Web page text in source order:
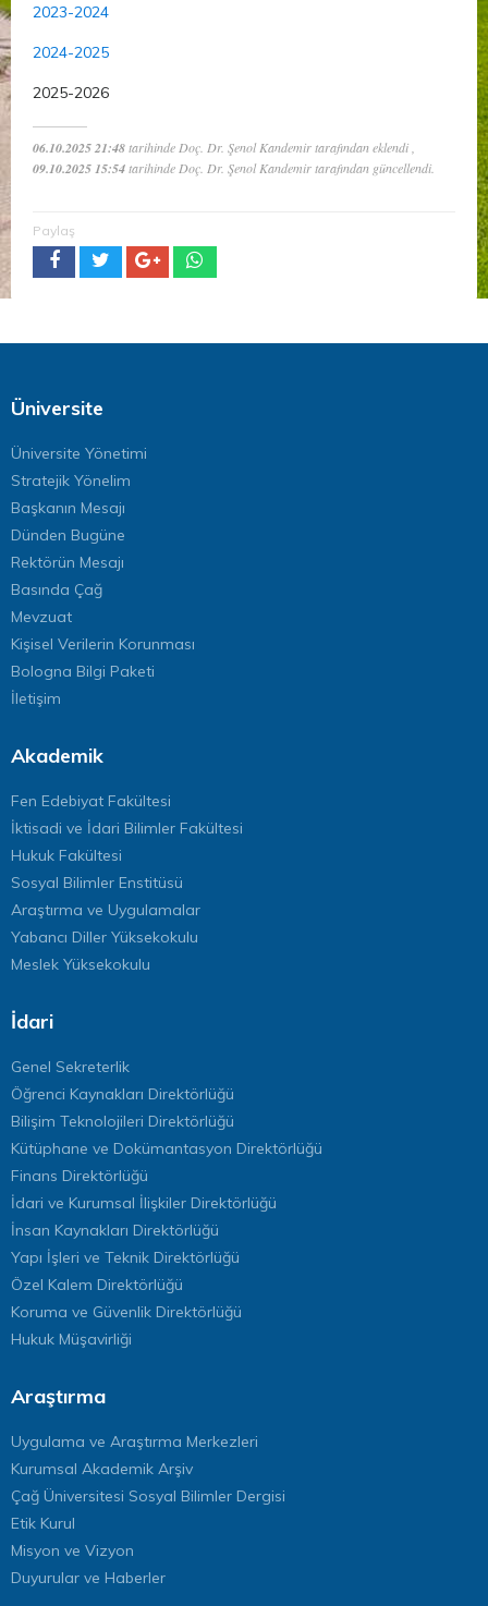
2023-2024
2024-2025
2025-2026
06.10.2025 21:48tarihinde Doç. Dr. Şenol Kandemir tarafından eklendi ,
09.10.2025 15:54tarihinde Doç. Dr. Şenol Kandemir tarafından güncellendi.
Paylaş
Üniversite
Üniversite Yönetimi
Stratejik Yönelim
Başkanın Mesajı
Dünden Bugüne
Rektörün Mesajı
Basında Çağ
Mevzuat
Kişisel Verilerin Korunması
Bologna Bilgi Paketi
İletişim
Akademik
Fen Edebiyat Fakültesi
İktisadi ve İdari Bilimler Fakültesi
Hukuk Fakültesi
Sosyal Bilimler Enstitüsü
Araştırma ve Uygulamalar
Yabancı Diller Yüksekokulu
Meslek Yüksekokulu
İdari
Genel Sekreterlik
Öğrenci Kaynakları Direktörlüğü
Bilişim Teknolojileri Direktörlüğü
Kütüphane ve Dokümantasyon Direktörlüğü
Finans Direktörlüğü
İdari ve Kurumsal İlişkiler Direktörlüğü
İnsan Kaynakları Direktörlüğü
Yapı İşleri ve Teknik Direktörlüğü
Özel Kalem Direktörlüğü
Koruma ve Güvenlik Direktörlüğü
Hukuk Müşavirliği
Araştırma
Uygulama ve Araştırma Merkezleri
Kurumsal Akademik Arşiv
Çağ Üniversitesi Sosyal Bilimler Dergisi
Etik Kurul
Misyon ve Vizyon
Duyurular ve Haberler